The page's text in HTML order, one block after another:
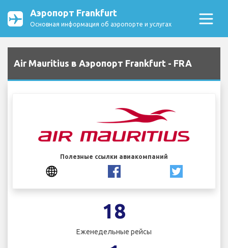
Аэропорт Frankfurt
Основная информация об аэропорте и услугах
Air Mauritius в Аэропорт Frankfurt - FRA
Полезные ссылки авиакомпаний
18
Еженедельные рейсы